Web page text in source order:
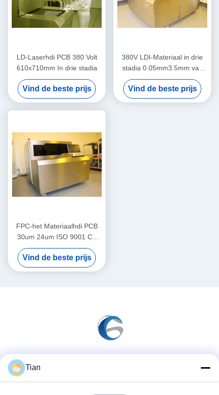
LD-Laserhdi PCB 380 Volt
610x710mm In drie stadia
Vind de beste prijs
380V LDI-Materiaal in drie
stadia 0.05mm3.5mm van
de Laser Direct Weergave
Vind de beste prijs
FPC-het Materiaalhdi PCB
30um 24um ISO 9001 Ce
van de Laser Directe
Weergave
Vind de beste prijs
Tian